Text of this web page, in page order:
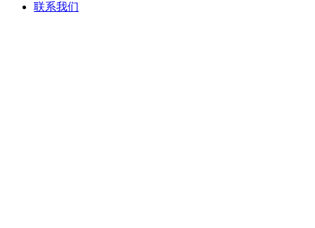
联系我们